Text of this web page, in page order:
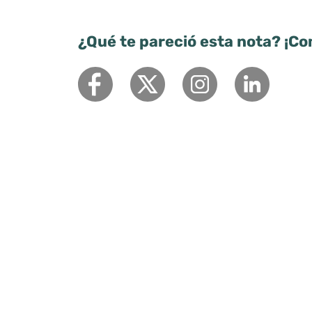
¿Qué te pareció esta nota?